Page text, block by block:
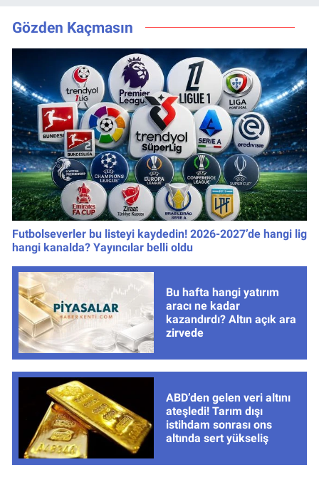
yayın belli oldu
listede
Gözden Kaçmasın
Futbolseverler bu listeyi kaydedin! 2026-2027’de hangi lig
hangi kanalda? Yayıncılar belli oldu
Bu hafta hangi yatırım
aracı ne kadar
kazandırdı? Altın açık ara
zirvede
ABD’den gelen veri altını
ateşledi! Tarım dışı
istihdam sonrası ons
altında sert yükseliş